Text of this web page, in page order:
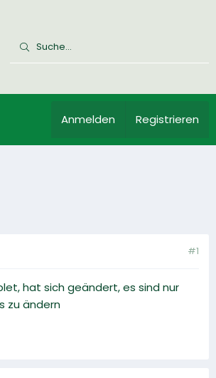
Anmelden Registrieren
#1
hat sich geändert, es sind nur
zu ändern